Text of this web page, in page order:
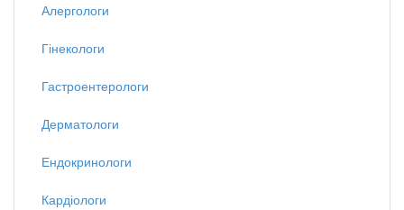
Алергологи
Гінекологи
Гастроентерологи
Дерматологи
Ендокринологи
Кардіологи